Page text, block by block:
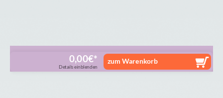
Alışveriş sepeti
0,00€
Details einblenden
zum Warenkorb